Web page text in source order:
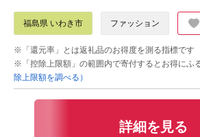
福島県 いわき市 ファッション
※「還元率」とは返礼品のお得度を測る指標です
※「控除上限額」の範囲内で寄付するとお得にふ
除上限額を調べる）
詳細を見る